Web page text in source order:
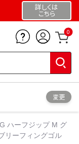
詳しくは
こちら
0
変更
ハーフジップ M グ
リーフィングゴル